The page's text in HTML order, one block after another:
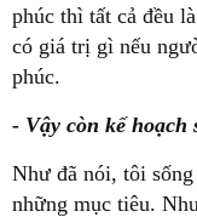
phúc thì tất cả đều
có giá trị gì nếu
phúc.
- Vậy còn kế hoạch
Như đã nói, tôi
những mục tiêu.